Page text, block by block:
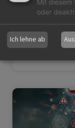
Wie
Zeit sparen
Mit diesem
oder
Ich lehne ab